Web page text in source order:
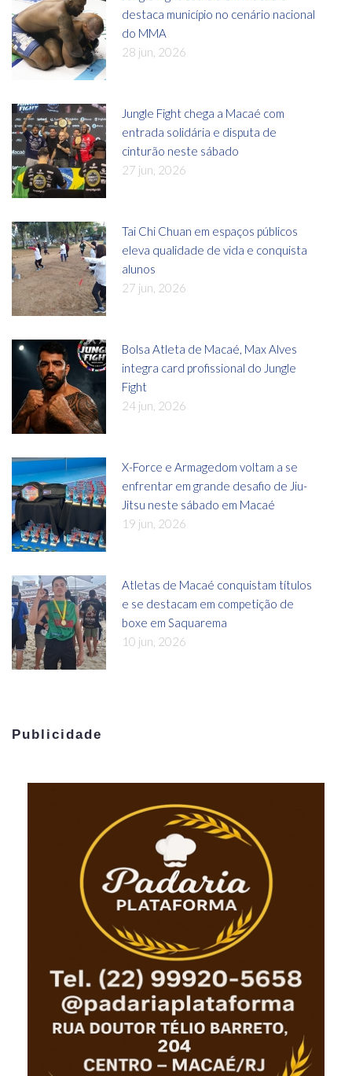
destaca município no cenário nacional
do MMA
28 jun, 2026
Jungle Fight chega a Macaé com
entrada solidária e disputa de
cinturão neste sábado
27 jun, 2026
Tai Chi Chuan em espaços públicos
eleva qualidade de vida e conquista
alunos
27 jun, 2026
Bolsa Atleta de Macaé, Max Alves
integra card profissional do Jungle
Fight
24 jun, 2026
X-Force e Armagedom voltam a se
enfrentar em grande desafio de Jiu-
Jitsu neste sábado em Macaé
19 jun, 2026
Atletas de Macaé conquistam títulos
e se destacam em competição de
boxe em Saquarema
10 jun, 2026
Publicidade